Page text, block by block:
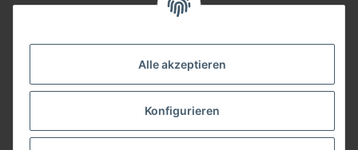
Alle akzeptieren
Konfigurieren